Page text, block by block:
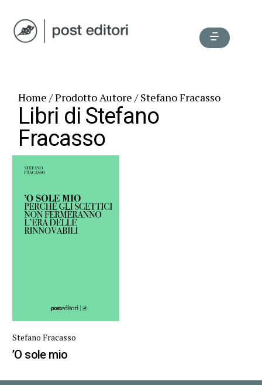
Home / Prodotto Autore / Stefano Fracasso
Libri di Stefano
Fracasso
Stefano Fracasso
’O sole mio